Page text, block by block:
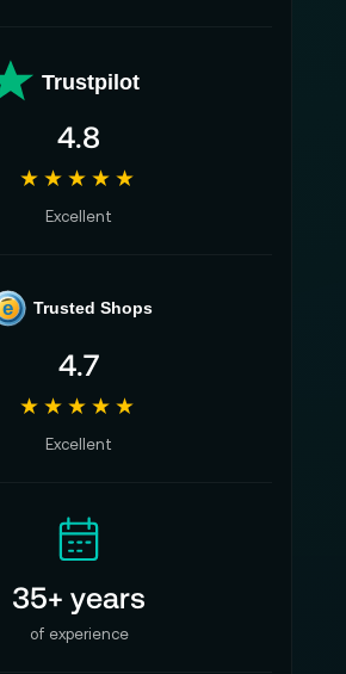
Trustpilot
4.8
★★★★★
Excellent
e Trusted Shops
4.7
★★★★★
Excellent
35+ years
of experience